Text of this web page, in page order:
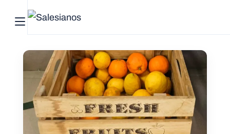
Abrir menu principal
Pesquisar no site
Início
Quem
somos